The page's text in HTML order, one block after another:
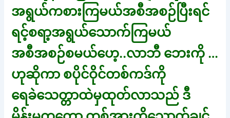
အရွယ်ကစားကြမယ်အစီအစဉ်ပြီးရင်
ရင့်စရာ့အရွယ်သောက်ကြမယ်
အစီအစဉ်စမယ်ဟေ့..လာဘီ ဘေးကို …
ဟုဆိုကာ စပိုင်ဝိုင်တစ်ကဒ်ကို
ရေခဲသေတ္တာထဲမှထုတ်လာသည် ဒီ